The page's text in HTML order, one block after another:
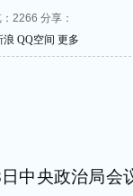
2266 分享：
浪 QQ空间 更多
日中央政治局会